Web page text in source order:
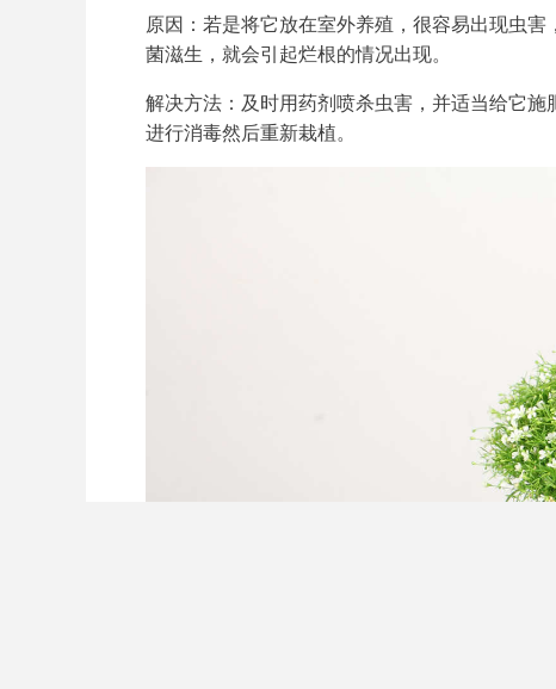
原因：若是将它放在室外养殖，很容易出现虫
菌滋生，就会引起烂根的情况出现。
解决方法：及时用药剂喷杀虫害，并适当给它
进行消毒然后重新栽植。